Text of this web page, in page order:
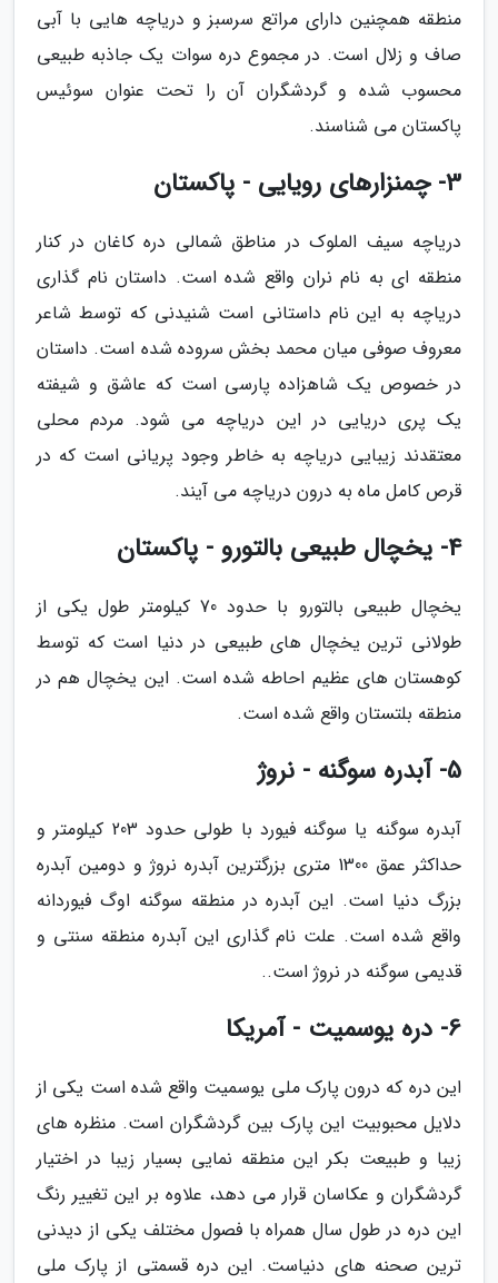
منطقه همچنین دارای مراتع سرسبز و دریاچه هایی با آبی
صاف و زلال است. در مجموع دره سوات یک جاذبه طبیعی
محسوب شده و گردشگران آن را تحت عنوان سوئیس
پاکستان می شناسند.
3- چمنزارهای رویایی - پاکستان
دریاچه سیف الملوک در مناطق شمالی دره کاغان در کنار
منطقه ای به نام نران واقع شده است. داستان نام گذاری
دریاچه به این نام داستانی است شنیدنی که توسط شاعر
معروف صوفی میان محمد بخش سروده شده است. داستان
در خصوص یک شاهزاده پارسی است که عاشق و شیفته
یک پری دریایی در این دریاچه می شود. مردم محلی
معتقدند زیبایی دریاچه به خاطر وجود پریانی است که در
قرص کامل ماه به درون دریاچه می آیند.
4- یخچال طبیعی بالتورو - پاکستان
یخچال طبیعی بالتورو با حدود 70 کیلومتر طول یکی از
طولانی ترین یخچال های طبیعی در دنیا است که توسط
کوهستان های عظیم احاطه شده است. این یخچال هم در
منطقه بلتستان واقع شده است.
5- آبدره سوگنه - نروژ
آبدره سوگنه یا سوگنه فیورد با طولی حدود 203 کیلومتر و
حداکثر عمق 1300 متری بزرگترین آبدره نروژ و دومین آبدره
بزرگ دنیا است. این آبدره در منطقه سوگنه اوگ فیوردانه
واقع شده است. علت نام گذاری این آبدره منطقه سنتی و
قدیمی سوگنه در نروژ است..
6- دره یوسمیت - آمریکا
این دره که درون پارک ملی یوسمیت واقع شده است یکی از
دلایل محبوبیت این پارک بین گردشگران است. منظره های
زیبا و طبیعت بکر این منطقه نمایی بسیار زیبا در اختیار
گردشگران و عکاسان قرار می دهد، علاوه بر این تغییر رنگ
این دره در طول سال همراه با فصول مختلف یکی از دیدنی
ترین صحنه های دنیاست. این دره قسمتی از پارک ملی